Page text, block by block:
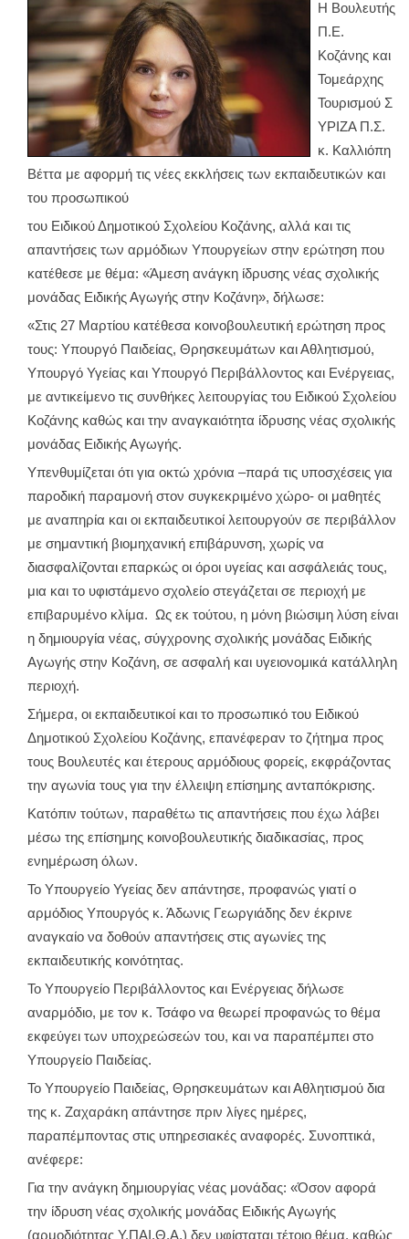
Η Βουλευτής
Π.Ε.
Κοζάνης και
Τομεάρχης
Τουρισμού Σ
ΥΡΙΖΑ Π.Σ.
κ. Καλλιόπη
Βέττα με αφορμή τις νέες εκκλήσεις των εκπαιδευτικών και
του προσωπικού
του Ειδικού Δημοτικού Σχολείου Κοζάνης, αλλά και τις
απαντήσεις των αρμόδιων Υπουργείων στην ερώτηση που
κατέθεσε με θέμα: «Άμεση ανάγκη ίδρυσης νέας σχολικής
μονάδας Ειδικής Αγωγής στην Κοζάνη», δήλωσε:
«Στις 27 Μαρτίου κατέθεσα κοινοβουλευτική ερώτηση προς
τους: Υπουργό Παιδείας, Θρησκευμάτων και Αθλητισμού,
Υπουργό Υγείας και Υπουργό Περιβάλλοντος και Ενέργειας,
με αντικείμενο τις συνθήκες λειτουργίας του Ειδικού Σχολείου
Κοζάνης καθώς και την αναγκαιότητα ίδρυσης νέας σχολικής
μονάδας Ειδικής Αγωγής.
Υπενθυμίζεται ότι για οκτώ χρόνια –παρά τις υποσχέσεις για
παροδική παραμονή στον συγκεκριμένο χώρο- οι μαθητές
με αναπηρία και οι εκπαιδευτικοί λειτουργούν σε περιβάλλον
με σημαντική βιομηχανική επιβάρυνση, χωρίς να
διασφαλίζονται επαρκώς οι όροι υγείας και ασφάλειάς τους,
μια και το υφιστάμενο σχολείο στεγάζεται σε περιοχή με
επιβαρυμένο κλίμα. Ως εκ τούτου, η μόνη βιώσιμη λύση είναι
η δημιουργία νέας, σύγχρονης σχολικής μονάδας Ειδικής
Αγωγής στην Κοζάνη, σε ασφαλή και υγειονομικά κατάλληλη
περιοχή.
Σήμερα, οι εκπαιδευτικοί και το προσωπικό του Ειδικού
Δημοτικού Σχολείου Κοζάνης, επανέφεραν το ζήτημα προς
τους Βουλευτές και έτερους αρμόδιους φορείς, εκφράζοντας
την αγωνία τους για την έλλειψη επίσημης ανταπόκρισης.
Κατόπιν τούτων, παραθέτω τις απαντήσεις που έχω λάβει
μέσω της επίσημης κοινοβουλευτικής διαδικασίας, προς
ενημέρωση όλων.
Το Υπουργείο Υγείας δεν απάντησε, προφανώς γιατί ο
αρμόδιος Υπουργός κ. Άδωνις Γεωργιάδης δεν έκρινε
αναγκαίο να δοθούν απαντήσεις στις αγωνίες της
εκπαιδευτικής κοινότητας.
Το Υπουργείο Περιβάλλοντος και Ενέργειας δήλωσε
αναρμόδιο, με τον κ. Τσάφο να θεωρεί προφανώς το θέμα
εκφεύγει των υποχρεώσεών του, και να παραπέμπει στο
Υπουργείο Παιδείας.
Το Υπουργείο Παιδείας, Θρησκευμάτων και Αθλητισμού δια
της κ. Ζαχαράκη απάντησε πριν λίγες ημέρες,
παραπέμποντας στις υπηρεσιακές αναφορές. Συνοπτικά,
ανέφερε:
Για την ανάγκη δημιουργίας νέας μονάδας: «Όσον αφορά
την ίδρυση νέας σχολικής μονάδας Ειδικής Αγωγής
(αρμοδιότητας Υ.ΠΑΙ.Θ.Α.) δεν υφίσταται τέτοιο θέμα, καθώς